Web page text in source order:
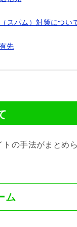
スパム）対策につい
先
の手法がまとめ
ム